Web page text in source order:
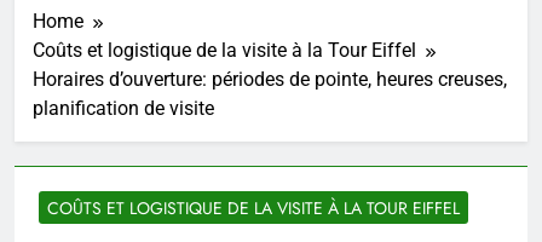
Home
Coûts et logistique de la visite à la Tour Eiffel
Horaires d’ouverture: périodes de pointe, heures creuses,
planification de visite
COÛTS ET LOGISTIQUE DE LA VISITE À LA TOUR EIFFEL